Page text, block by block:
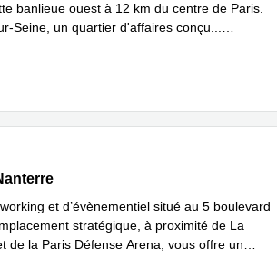
banlieue ouest à 12 km du centre de Paris.
Seine, un quartier d'affaires conçu
et d’évènementiel situé au 5 boulevard
stratégique, à proximité de La
de la Paris Défense Arena, vous offre un